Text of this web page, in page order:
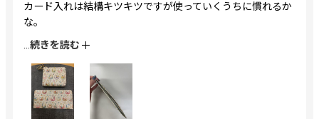
カード入れは結構キツキツですが使っていくうちに慣れるか
な。
とにかく嵩張らないのが良いです。
お札10枚、カード5枚入れてますが、ペタンコです！！
続きを読む